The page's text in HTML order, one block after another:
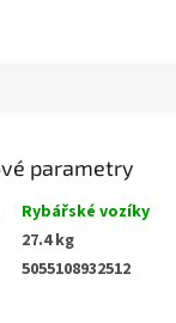
parametry
Rybářské vozíky
27.4 kg
5055108932512